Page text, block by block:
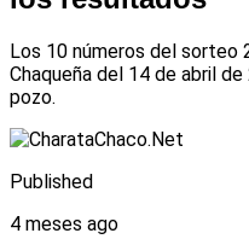
Los 10 números del sorteo
Chaqueña del 14 de abril
pozo.
Published
4 meses ago